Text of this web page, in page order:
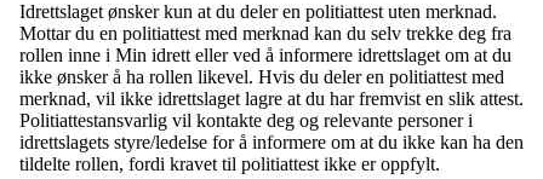
Idrettslaget ønsker kun at du deler en politiattest uten merknad.
Mottar du en politiattest med merknad kan du selv trekke deg fra
rollen inne i Min idrett eller ved å informere idrettslaget om at du
ikke ønsker å ha rollen likevel. Hvis du deler en politiattest med
merknad, vil ikke idrettslaget lagre at du har fremvist en slik attest.
Politiattestansvarlig vil kontakte deg og relevante personer i
idrettslagets styre/ledelse for å informere om at du ikke kan ha den
tildelte rollen, fordi kravet til politiattest ikke er oppfylt.